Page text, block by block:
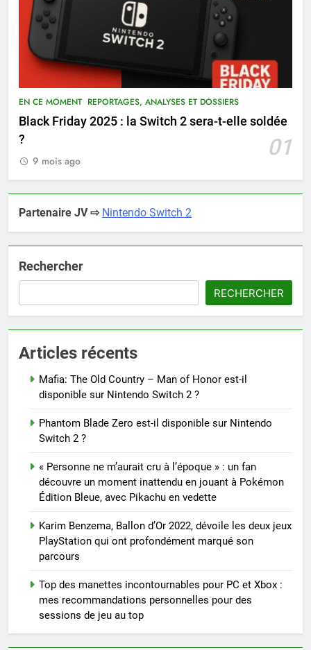
EN CE MOMENT REPORTAGES, ANALYSES ET DOSSIERS
Black Friday 2025 : la Switch 2 sera-t-elle soldée
?
01
9 mois ago
Partenaire JV ⇨ Nintendo Switch 2
Rechercher
RECHERCHER
Articles récents
Mafia: The Old Country – Man of Honor est-il
disponible sur Nintendo Switch 2 ?
Phantom Blade Zero est-il disponible sur Nintendo
Switch 2 ?
« Personne ne m’aurait cru à l’époque » : un fan
découvre un moment inattendu en jouant à Pokémon
Édition Bleue, avec Pikachu en vedette
Karim Benzema, Ballon d’Or 2022, dévoile les deux jeux
PlayStation qui ont profondément marqué son
parcours
Top des manettes incontournables pour PC et Xbox :
mes recommandations personnelles pour des
sessions de jeu au top